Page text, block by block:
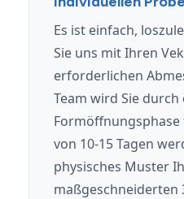
Es ist einfach,
Sie uns mit Ihren
erforderlichen
Team wird Sie durch
von 10-15 Tagen
physisches Muster
maßgeschneiderten